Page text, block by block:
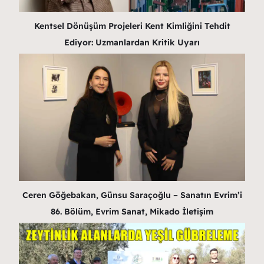
Kentsel Dönüşüm Projeleri Kent Kimliğini Tehdit
Ediyor: Uzmanlardan Kritik Uyarı
Ceren Göğebakan, Günsu Saraçoğlu – Sanatın Evrim’i
86. Bölüm, Evrim Sanat, Mikado İletişim